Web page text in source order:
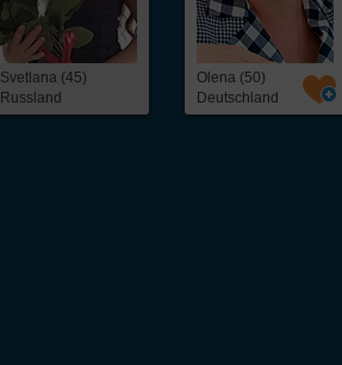
Svetlana (45)
Russland
Olena (50)
Deutschland